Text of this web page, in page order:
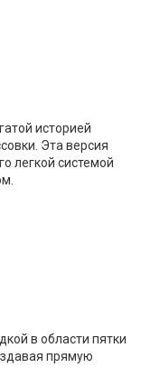
историей
Эта версия
легкой системой
в области пятки
прямую